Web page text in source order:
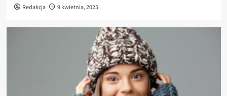
Redakcja 9 kwietnia, 2025